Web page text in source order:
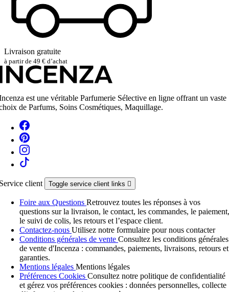
Livraison gratuite
à partir de 49 € d’achat
est une véritable Parfumerie Sélective en ligne offrant un vaste
de Parfums, Soins Cosmétiques, Maquillage.
client Toggle service client links 
Foire aux Questions Retrouvez toutes les réponses à vos
questions sur la livraison, le contact, les commandes, le paiement,
le suivi de colis, les retours et l’espace client.
Contactez-nous Utilisez notre formulaire pour nous contacter
Conditions générales de vente Consultez les conditions générales
de vente d'Incenza : commandes, paiements, livraisons, retours et
garanties.
Mentions légales Mentions légales
Préférences Cookies Consultez notre politique de confidentialité
et gérez vos préférences cookies : données personnelles, collecte